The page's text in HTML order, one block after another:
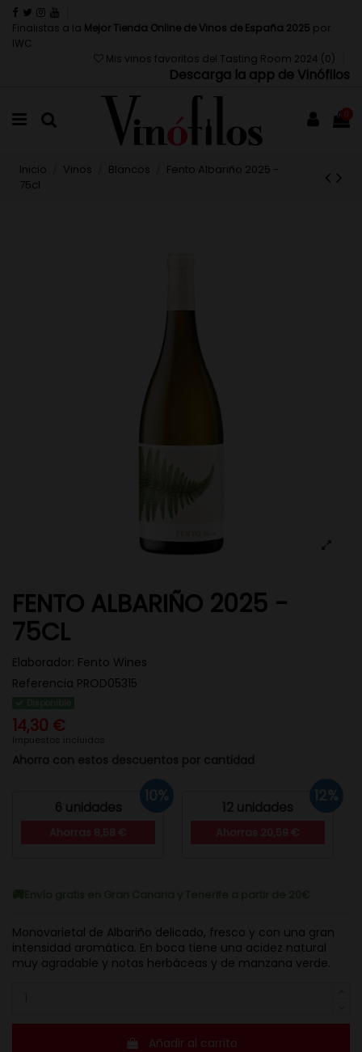
Finalistas a la Mejor Tienda Online de Vinos de España 2025 por
IWC
Mis vinos favoritos del Tasting Room 2024 (0 )
Descarga la app de Vinófilos
0
Inicio Vinos Blancos
Fento Albariño 2025 -
75cl
FENTO ALBARIÑO 2025 -
75CL
Elaborador: Fento Wines
Referencia PROD05315
14,30 €
Impuestos incluidos
Ahorra con estos descuentos por cantidad
6 unidades
10%
12 unidades
12%
Monovarietal de Albariño delicado, fresco y con una gran
intensidad aromática. En boca tiene una acidez natural
muy agradable y notas herbáceas y de manzana verde.
Añadir al carrito